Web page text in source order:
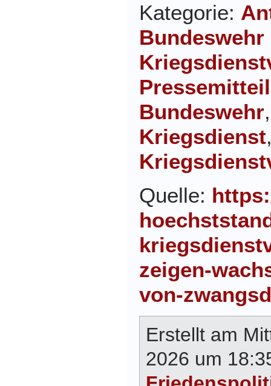
Kategorie:
Bundeswehr
Kriegsdienst
Quelle:
zeigen-
von-
Erstellt am
2026 um